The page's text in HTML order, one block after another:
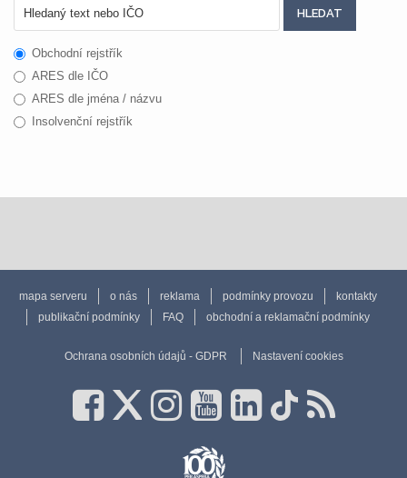
Obchodní rejstřík
ARES dle IČO
ARES dle jména / názvu
Insolvenční rejstřík
mapa serveru o nás reklama podmínky provozu
kontakty
publikační podmínky
FAQ obchodní a reklamační podmínky
Ochrana osobních údajů - GDPR Nastavení cookies